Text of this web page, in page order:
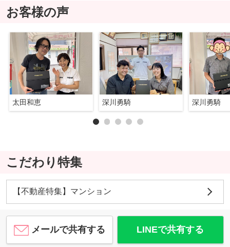
お客様の声
太田和恵 深川勇騎 深川勇騎
こだわり特集
【不動産特集】マンション
メールで共有する LINEで共有する